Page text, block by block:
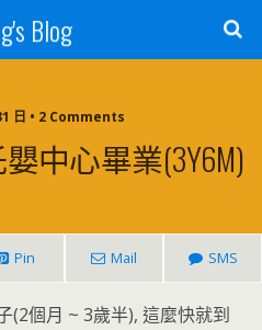
Blog
日 • 2 Comments
中心畢業(3Y6M)
Pin Mail SMS
(2個月 ~ 3歲半), 這麼快就到